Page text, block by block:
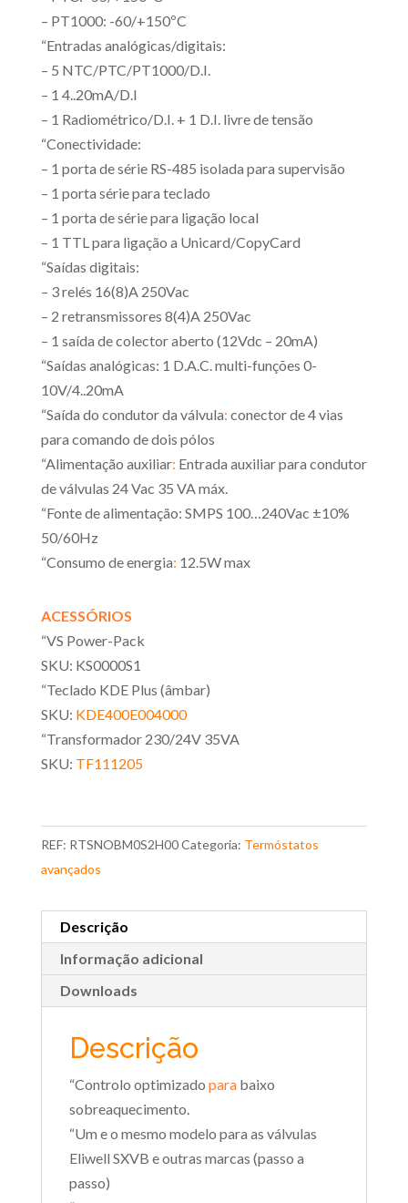
– PT1000: -60/+150ºC
“Entradas analógicas/digitais:
– 5 NTC/PTC/PT1000/D.I.
– 1 4..20mA/D.I
– 1 Radiométrico/D.I. + 1 D.I. livre de tensão
“Conectividade:
– 1 porta de série RS-485 isolada para supervisão
– 1 porta série para teclado
– 1 porta de série para ligação local
– 1 TTL para ligação a Unicard/CopyCard
“Saídas digitais:
– 3 relés 16(8)A 250Vac
– 2 retransmissores 8(4)A 250Vac
– 1 saída de colector aberto (12Vdc – 20mA)
“Saídas analógicas: 1 D.A.C. multi-funções 0-
10V/4..20mA
“Saída do condutor da válvula: conector de 4 vias
para comando de dois pólos
“Alimentação auxiliar: Entrada auxiliar para condutor
de válvulas 24 Vac 35 VA máx.
“Fonte de alimentação: SMPS 100…240Vac ±10%
50/60Hz
“Consumo de energia: 12.5W max
ACESSÓRIOS
“VS Power-Pack
SKU: KS0000S1
“Teclado KDE Plus (âmbar)
SKU: KDE400E004000
“Transformador 230/24V 35VA
SKU: TF111205
REF: RTSNOBM0S2H00Categoria: Termóstatos
avançados
Descrição
Informação adicional
Downloads
Descrição
“Controlo optimizado parabaixo
sobreaquecimento.
“Um e o mesmo modelo para as válvulas
Eliwell SXVB e outras marcas (passo a
passo)